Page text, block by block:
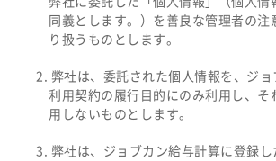
同義とします。）を善良な管理者の注
り扱うものとします。
弊社は、委託された個人情報を、ジョ
利用契約の履行目的にのみ利用し、そ
用しないものとします。
弊社は、ジョブカン給与計算に登録